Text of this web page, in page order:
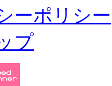
ーポリシー
プ